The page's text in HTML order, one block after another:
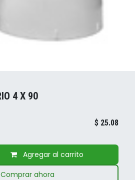
4 X 90
Agregar al carrito
Comprar ahora
$ 25.08